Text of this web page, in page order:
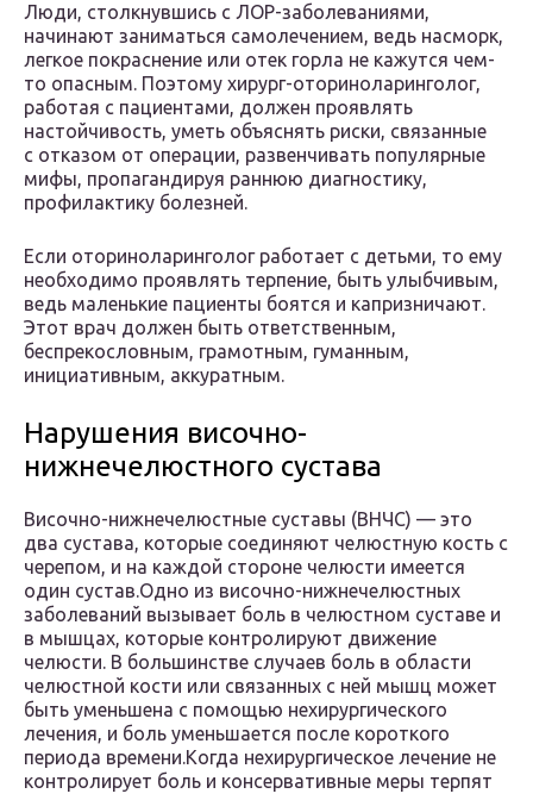
Люди, столкнувшись с ЛОР-заболеваниями,
начинают заниматься самолечением, ведь насморк,
легкое покраснение или отек горла не кажутся чем-
то опасным. Поэтому хирург-оториноларинголог,
работая с пациентами, должен проявлять
настойчивость, уметь объяснять риски, связанные
с отказом от операции, развенчивать популярные
мифы, пропагандируя раннюю диагностику,
профилактику болезней.
Если оториноларинголог работает с детьми, то ему
необходимо проявлять терпение, быть улыбчивым,
ведь маленькие пациенты боятся и капризничают.
Этот врач должен быть ответственным,
беспрекословным, грамотным, гуманным,
инициативным, аккуратным.
Нарушения височно-
нижнечелюстного сустава
Височно-нижнечелюстные суставы (ВНЧС) — это
два сустава, которые соединяют челюстную кость с
черепом, и на каждой стороне челюсти имеется
один сустав.Одно из височно-нижнечелюстных
заболеваний вызывает боль в челюстном суставе и
в мышцах, которые контролируют движение
челюсти. В большинстве случаев боль в области
челюстной кости или связанных с ней мышц может
быть уменьшена с помощью нехирургического
лечения, и боль уменьшается после короткого
периода времени.Когда нехирургическое лечение не
контролирует боль и консервативные меры терпят